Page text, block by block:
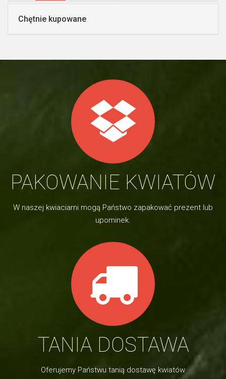
Chętnie kupowane
PAKOWANIE KWIATÓW
W naszej kwiaciarni mogą Państwo zapakować prezent lub
upominek.
TANIA DOSTAWA
Oferujemy Państwu tanią dostawę kwiatów